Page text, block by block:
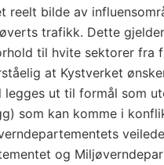
reelt bilde av
trafikk. Dette
til hvite sektorer fra
at Kystverket
legges ut til formål som
som kan komme i
og